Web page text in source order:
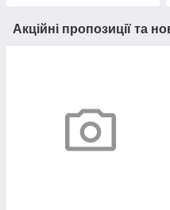
Акційні пропозиції та